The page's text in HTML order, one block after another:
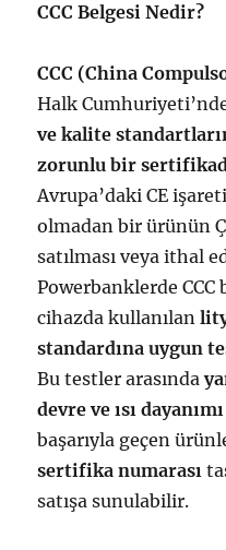
CCC Belgesi Nedir?
CCC (China
Halk
ve kalite
zorunlu bir
Avrupa’daki CE
olmadan bir ürünün
satılması veya ithal
Powerbanklerde
cihazda kullanılan
standardına uygun
Bu testler arasında
devre ve ısı dayanımı
başarıyla geçen
sertifika numarası
satışa sunulabilir.